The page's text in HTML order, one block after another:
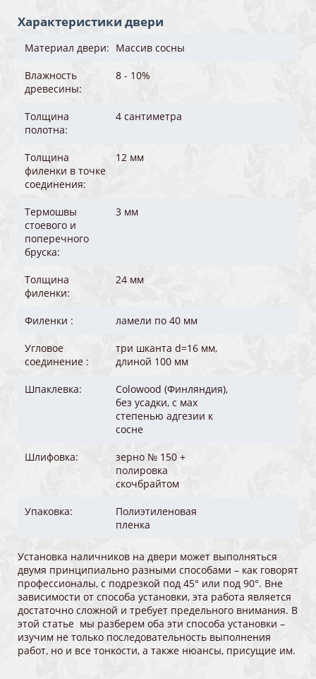
Характеристики двери
Материал двери: Массив сосны
Влажность
древесины:
8 - 10%
Толщина
полотна:
4 сантиметра
Толщина
филенки в точке
соединения:
12 мм
Термошвы
стоевого и
поперечного
бруска:
3 мм
Толщина
филенки:
24 мм
Филенки : ламели по 40 мм
Угловое
соединение :
три шканта d=16 мм,
длиной 100 мм
Шпаклевка:
Colowood (Финляндия),
без усадки, с мах
степенью адгезии к
сосне
Шлифовка:
зерно № 150 +
полировка
скочбрайтом
Упаковка:
Полиэтиленовая
пленка
Установка наличников на двери может выполняться
двумя принципиально разными способами – как говорят
профессионалы, с подрезкой под 45° или под 90°. Вне
зависимости от способа установки, эта работа является
достаточно сложной и требует предельного внимания. В
этой статье мы разберем оба эти способа установки –
изучим не только последовательность выполнения
работ, но и все тонкости, а также нюансы, присущие им.